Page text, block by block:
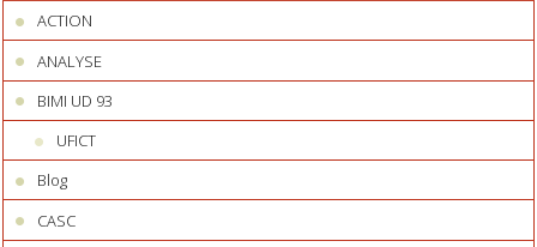
ACTION
ANALYSE
BIMI UD 93
UFICT
Blog
CASC